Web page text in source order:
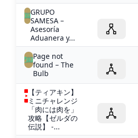
GRUPO
SAMESA –
Asesoría
Aduanera y...
Page not
found – The
Bulb
【ティアキン】
ミニチャレンジ
「肉には肉を」
攻略【ゼルダの
伝説】 -...